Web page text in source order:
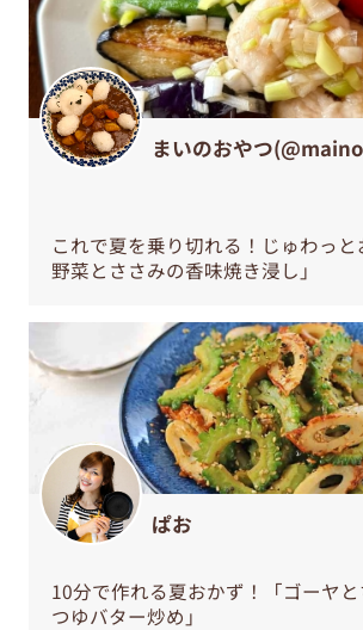
まいのおやつ
これで夏を乗り切れる！じゅわっ
野菜とささみの香味焼き浸し」
ぱお
10分で作れる夏おかず！「ゴーヤ
つゆバター炒め」